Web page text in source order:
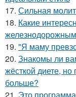
17. Сильная
18. Какие
19. "Я маму
20. Знакомы ли
жёсткой диете,
больше?